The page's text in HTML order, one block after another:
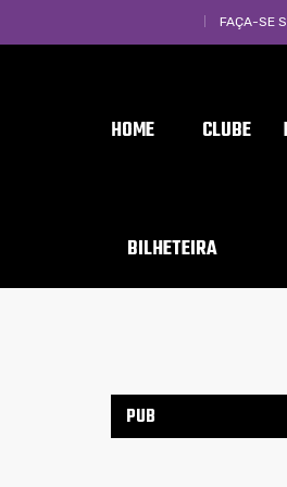
FAÇA-SE
HOME CLUBE
BILHETEIRA
PUB